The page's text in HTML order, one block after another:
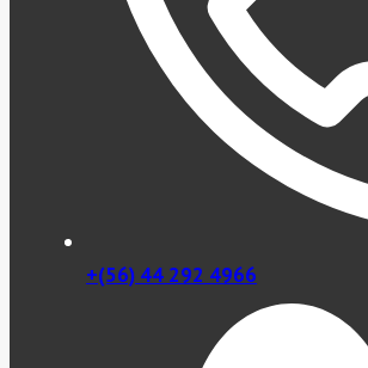
+(56) 44 292 4966